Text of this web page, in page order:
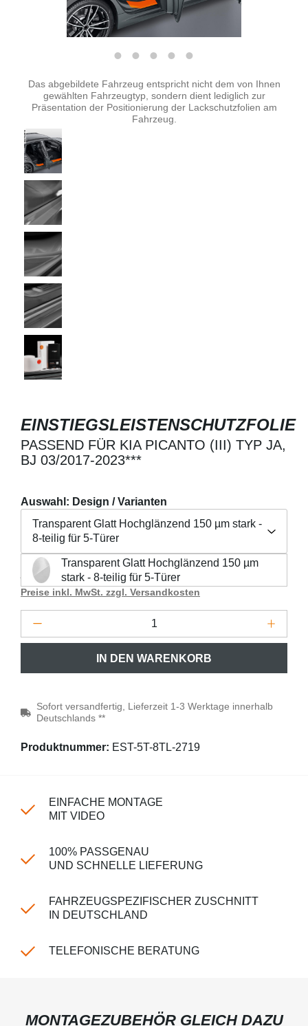
Das abgebildete Fahrzeug entspricht nicht dem von Ihnen
gewählten Fahrzeugtyp, sondern dient lediglich zur
Präsentation der Positionierung der Lackschutzfolien am
Fahrzeug.
EINSTIEGSLEISTENSCHUTZFOLIE
PASSEND FÜR KIA PICANTO (III) TYP JA,
BJ 03/2017-2023***
Auswahl: Design / Varianten
Transparent Glatt Hochglänzend 150 µm stark -
8-teilig für 5-Türer
Transparent Glatt Hochglänzend 150 µm
stark - 8-teilig für 5-Türer
Transparent Glatt Hochglänzend 150 µm stark - 8-teilig
Regulärer Preis:
27,90 €
Preise inkl. MwSt. zzgl. Versandkosten
Produkt Anzahl: Gib den gewünschten
IN DEN WARENKORB
Sofort versandfertig, Lieferzeit 1-3 Werktage innerhalb
Deutschlands **
Produktnummer: EST-5T-8TL-2719
EINFACHE MONTAGE
MIT VIDEO
100% PASSGENAU
UND SCHNELLE LIEFERUNG
FAHRZEUGSPEZIFISCHER ZUSCHNITT
IN DEUTSCHLAND
TELEFONISCHE BERATUNG
MONTAGEZUBEHÖR GLEICH DAZU